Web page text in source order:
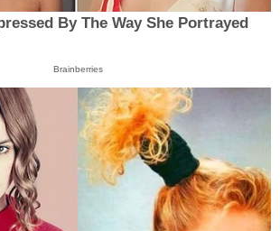
By The Way She Portrayed
Brainberries